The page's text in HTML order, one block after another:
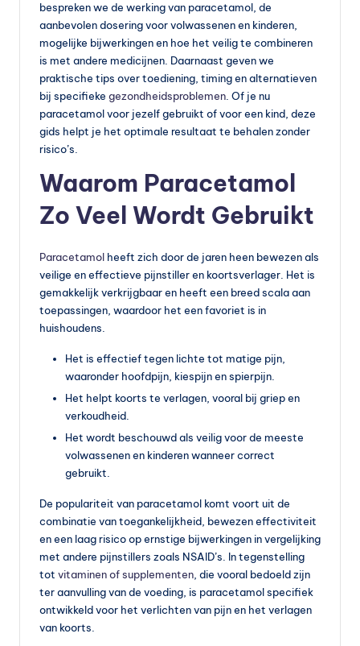
p
le
m
vi
o
p
bespreken we de werking van paracetamol, de
aanbevolen dosering voor volwassenen en kinderen,
mogelijke bijwerkingen en hoe het veilig te combineren
is met andere medicijnen. Daarnaast geven we
praktische tips over toediening, timing en alternatieven
bij specifieke gezondheidsproblemen. Of je nu
paracetamol voor jezelf gebruikt of voor een kind, deze
gids helpt je het optimale resultaat te behalen zonder
risico’s.
Waarom Paracetamol
Zo Veel Wordt Gebruikt
Paracetamol heeft zich door de jaren heen bewezen als
veilige en effectieve pijnstiller en koortsverlager. Het is
gemakkelijk verkrijgbaar en heeft een breed scala aan
toepassingen, waardoor het een favoriet is in
huishoudens.
Het is effectief tegen lichte tot matige pijn,
waaronder hoofdpijn, kiespijn en spierpijn.
Het helpt koorts te verlagen, vooral bij griep en
verkoudheid.
Het wordt beschouwd als veilig voor de meeste
volwassenen en kinderen wanneer correct
gebruikt.
De populariteit van paracetamol komt voort uit de
combinatie van toegankelijkheid, bewezen effectiviteit
en een laag risico op ernstige bijwerkingen in vergelijking
met andere pijnstillers zoals NSAID’s. In tegenstelling
tot vitaminen of supplementen, die vooral bedoeld zijn
ter aanvulling van de voeding, is paracetamol specifiek
ontwikkeld voor het verlichten van pijn en het verlagen
van koorts.